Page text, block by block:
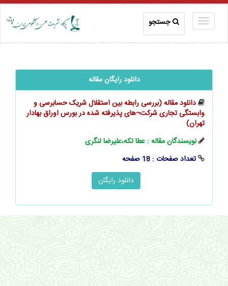
جستجو
دانلود رایگان مقاله
دانلود مقاله (بررسی رابطه بین استقلال شریک حسابرسی و
وابستگی تجاری شرکت¬های پذیرفته شده در بورس اوراق بهادار
تهران)
نویسندگان مقاله : عطا تکه،علیرضا لنگری
تعداد صفحات : 18 صفحه